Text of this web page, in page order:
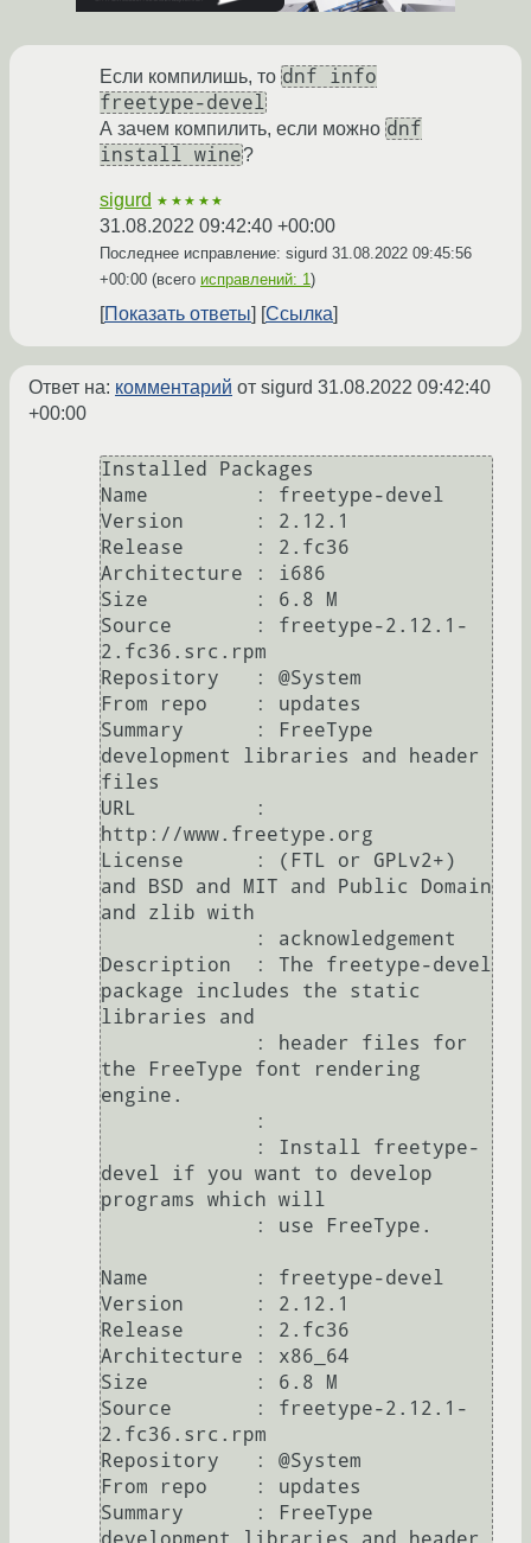
Если компилишь, то dnf info
freetype-devel
А зачем компилить, если можно dnf
install wine?
sigurd ★★★★★
31.08.2022 09:42:40 +00:00
Последнее исправление: sigurd 31.08.2022 09:45:56
+00:00 (всего исправлений: 1)
Показать ответы Ссылка
Ответ на: комментарий от sigurd 31.08.2022 09:42:40
+00:00
Installed Packages
Name         : freetype-devel
Version      : 2.12.1
Release      : 2.fc36
Architecture : i686
Size         : 6.8 M
Source       : freetype-2.12.1-
2.fc36.src.rpm
Repository   : @System
From repo    : updates
Summary      : FreeType
development libraries and header
files
URL          :
http://www.freetype.org
License      : (FTL or GPLv2+)
and BSD and MIT and Public Domain
and zlib with
Description  : The freetype-devel
package includes the static
libraries and
the FreeType font rendering
engine.
devel if you want to develop
programs which will
Name         : freetype-devel
Version      : 2.12.1
Release      : 2.fc36
Architecture : x86_64
Size         : 6.8 M
Source       : freetype-2.12.1-
2.fc36.src.rpm
Repository   : @System
From repo    : updates
Summary      : FreeType